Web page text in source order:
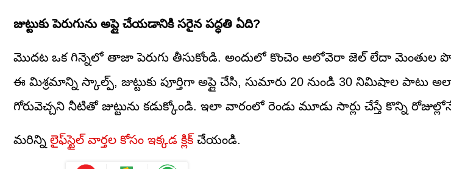
జుట్టుకు పెరుగును అప్లై చేయడానికి సరైన పద్ధతి ఏది?
మొదట ఒక గిన్నెలో తాజా పెరుగు తీసుకోండి. అందులో కొంచెం అలోవెరా జెల్ లేదా మెంతుల
ఈ మిశ్రమాన్ని స్కాల్ప్, జుట్టుకు పూర్తిగా అప్లై చేసి, సుమారు 20 నుండి 30 నిమిషాల పాటు
గోరువెచ్చని నీటితో జుట్టును కడుక్కోండి. ఇలా వారంలో రెండు మూడు సార్లు చేస్తే కొన్ని
మరిన్ని లైఫ్‌స్టైల్ వార్తల కోసం ఇక్కడ క్లిక్ చేయండి.